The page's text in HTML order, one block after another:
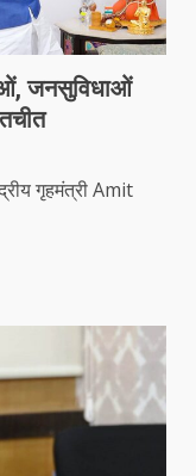
जनसुविधाओं
गृहमंत्री Amit